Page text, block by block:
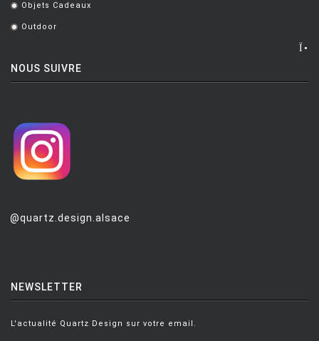
LOUIS POULSEN
MAGIS
MARIOLUCA GIUSTI
MARTINELLI LUCE
MDF
MOLTENI
. Objets Cadeaux
. Outdoor
NOUS SUIVRE
@quartz.design.alsace
NEWSLETTER
L'actualité Quartz Design sur votre email.